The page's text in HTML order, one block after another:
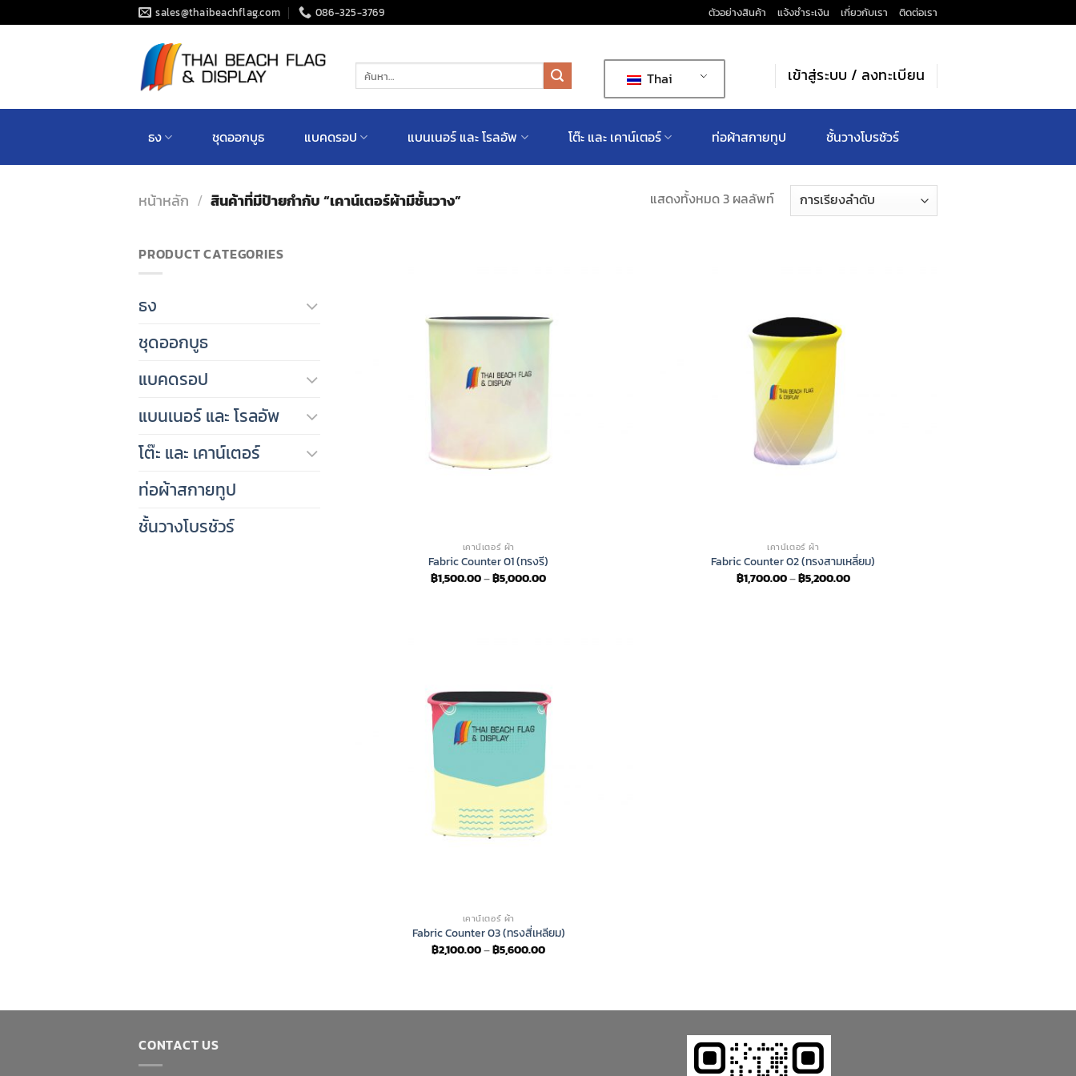
to
sales@thaibeachflag.com 086-325-3769 ตัวอย่างสินค้า แจ้งชำระเงิน เกี่ยวกับเรา ติดต่อเรา
ค้นหา:
Thai เข้าสู่ระบบ / ลงทะเบียน
ธง ชุดออกบูธ แบคดรอป แบนเนอร์ และ โรลอัพ โต๊ะ และ เคาน์เตอร์ ท่อผ้าสกายทูป ชั้นวางโบรชัวร์
หน้าหลัก / สินค้าที่มีป้ายกำกับ “เคาน์เตอร์ผ้ามีชั้นวาง” แสดงทั้งหมด 3 ผลลัพท์
PRODUCT CATEGORIES
ธง
ชุดออกบูธ
แบคดรอป
แบนเนอร์ และ โรลอัพ
โต๊ะ และ เคาน์เตอร์
ท่อผ้าสกายทูป
ชั้นวางโบรชัวร์
เคาน์เตอร์ ผ้า
Fabric Counter 01 (ทรงรี)
฿1,500.00–฿5,000.00Price
เคาน์เตอร์ ผ้า
Fabric Counter 02 (ทรงสามเหลี่ยม)
฿1,700.00–฿5,200.00Price
เคาน์เตอร์ ผ้า
Fabric Counter 03 (ทรงสี่เหลียม)
฿2,100.00–฿5,600.00Price
CONTACT US